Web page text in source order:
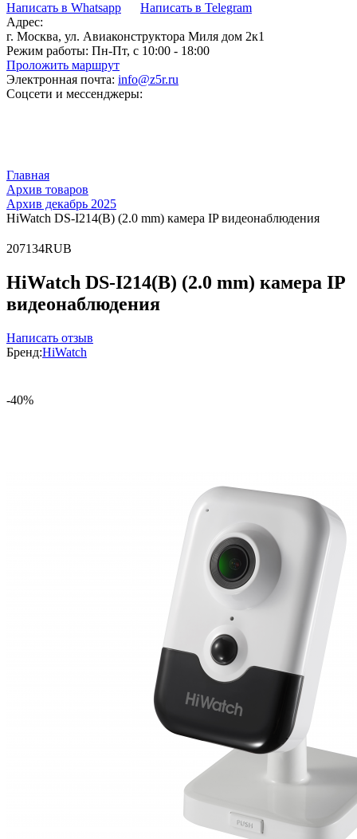
Написать в Whatsapp
Написать в Telegram
Адрес:
г. Москва, ул. Авиаконструктора Миля дом 2к1
Режим работы: Пн-Пт, с 10:00 - 18:00
Проложить маршрут
Электронная почта: info@z5r.ru
Соцсети и мессенджеры:
Главная
Архив товаров
Архив декабрь 2025
HiWatch DS-I214(B) (2.0 mm) камера IP видеонаблюдения
207134RUB
HiWatch DS-I214(B) (2.0 mm) камера IP
видеонаблюдения
Написать отзыв
Бренд:HiWatch
-40%